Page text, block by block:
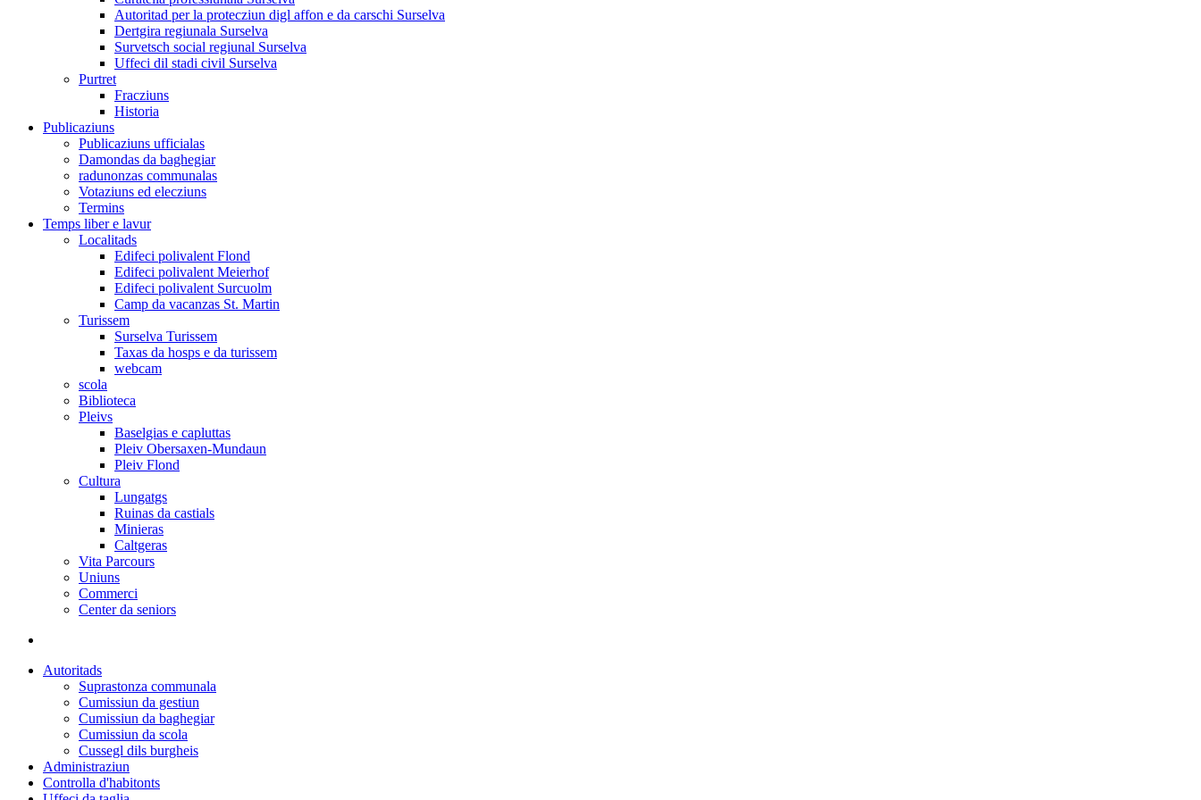
Autoritad per la protecziun digl affon e da carschi Surselva
Dertgira regiunala Surselva
Survetsch social regiunal Surselva
Uffeci dil stadi civil Surselva
Purtret
Fracziuns
Historia
Publicaziuns
Publicaziuns ufficialas
Damondas da baghegiar
radunonzas communalas
Votaziuns ed elecziuns
Termins
Temps liber e lavur
Localitads
Edifeci polivalent Flond
Edifeci polivalent Meierhof
Edifeci polivalent Surcuolm
Camp da vacanzas St. Martin
Turissem
Surselva Turissem
Taxas da hosps e da turissem
webcam
scola
Biblioteca
Pleivs
Baselgias e capluttas
Pleiv Obersaxen-Mundaun
Pleiv Flond
Cultura
Lungatgs
Ruinas da castials
Minieras
Caltgeras
Vita Parcours
Uniuns
Commerci
Center da seniors
Autoritads
Suprastonza communala
Cumissiun da gestiun
Cumissiun da baghegiar
Cumissiun da scola
Cussegl dils burgheis
Administraziun
Controlla d'habitonts